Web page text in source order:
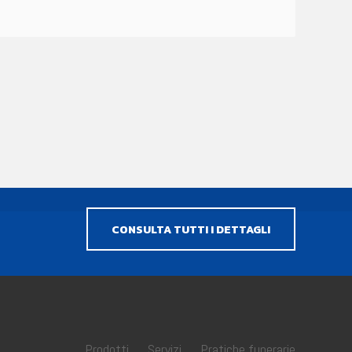
CONSULTA TUTTI I DETTAGLI